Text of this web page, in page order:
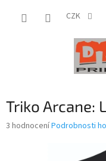
CZK
Triko Arcane:
Průměrné
3 hodnoceníPodrobnosti